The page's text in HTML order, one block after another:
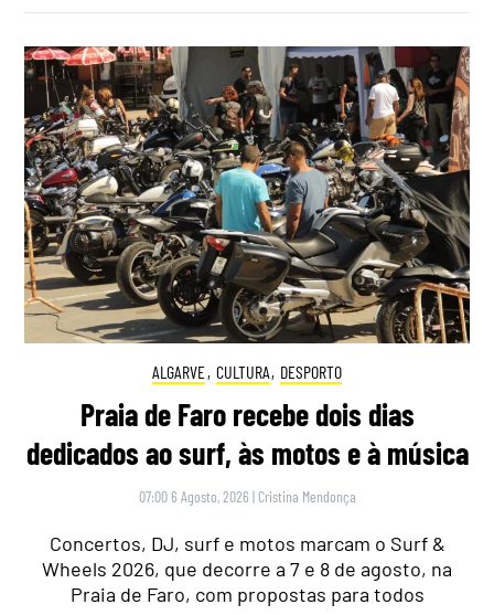
ALGARVE, CULTURA, DESPORTO
Praia de Faro recebe dois dias
dedicados ao surf, às motos e à música
07:00 6 Agosto, 2026 | Cristina Mendonça
Concertos, DJ, surf e motos marcam o Surf &
Wheels 2026, que decorre a 7 e 8 de agosto, na
Praia de Faro, com propostas para todos